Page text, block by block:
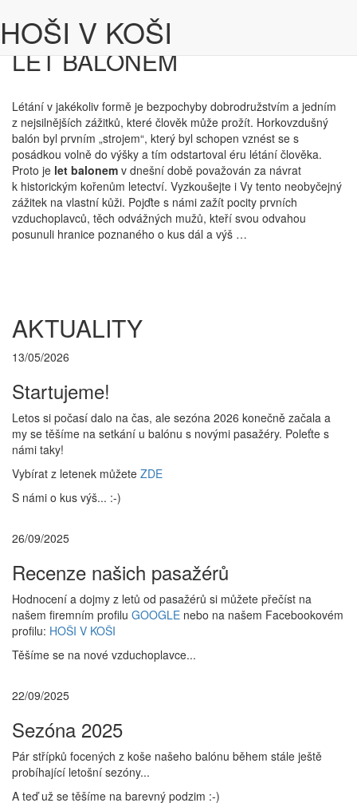
HOŠI V KOŠI
LET BALÓNEM
Létání v jakékoliv formě je bezpochyby dobrodružstvím a jedním
z nejsilnějších zážitků, které člověk může prožít. Horkovzdušný
balón byl prvním „strojem“, který byl schopen vznést se s
posádkou volně do výšky a tím odstartoval éru létání člověka.
Proto je let balonem v dnešní době považován za návrat
k historickým kořenům letectví. Vyzkoušejte i Vy tento neobyčejný
zážitek na vlastní kůži. Pojďte s námi zažít pocity prvních
vzduchoplavců, těch odvážných mužů, kteří svou odvahou
posunuli hranice poznaného o kus dál a výš …
AKTUALITY
13/05/2026
Startujeme!
Letos si počasí dalo na čas, ale sezóna 2026 konečně začala a
my se těšíme na setkání u balónu s novými pasažéry. Poleťte s
námi taky!
Vybírat z letenek můžete ZDE
S námi o kus výš... :-)
26/09/2025
Recenze našich pasažérů
Hodnocení a dojmy z letů od pasažérů si můžete přečíst na
našem firemním profilu GOOGLE nebo na našem Facebookovém
profilu: HOŠI V KOŠI
Těšíme se na nové vzduchoplavce...
22/09/2025
Sezóna 2025
Pár střípků focených z koše našeho balónu během stále ještě
probíhající letošní sezóny...
A teď už se těšíme na barevný podzim :-)